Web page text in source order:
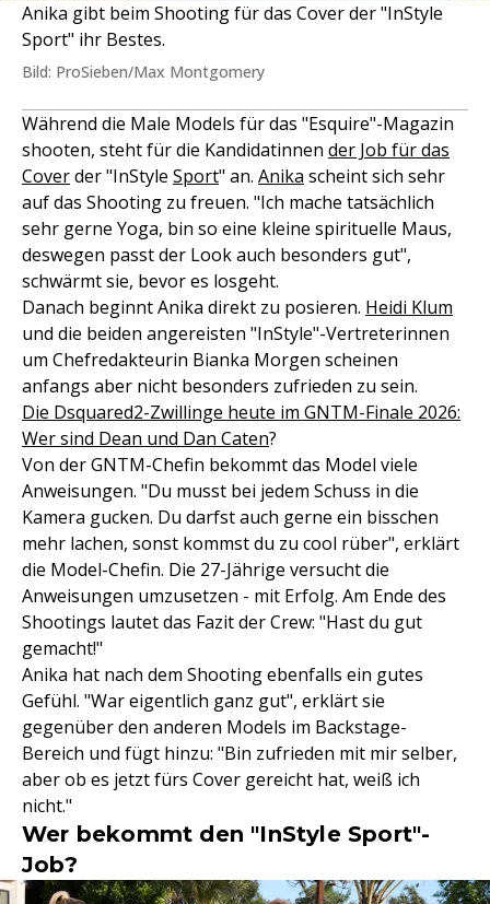
Anika gibt beim Shooting für das Cover der "InStyle
Sport" ihr Bestes.
Bild: ProSieben/Max Montgomery
Während die Male Models für das "Esquire"-Magazin
shooten, steht für die Kandidatinnen der Job für das
Coverder "InStyle Sport" an. Anika scheint sich sehr
auf das Shooting zu freuen. "Ich mache tatsächlich
sehr gerne Yoga, bin so eine kleine spirituelle Maus,
deswegen passt der Look auch besonders gut",
schwärmt sie, bevor es losgeht.
Danach beginnt Anika direkt zu posieren. Heidi Klum
und die beiden angereisten "InStyle"-Vertreterinnen
um Chefredakteurin Bianka Morgen scheinen
anfangs aber nicht besonders zufrieden zu sein.
Die Dsquared2-Zwillinge heute im GNTM-Finale 2026:
Wer sind Dean und Dan Caten?
Von der GNTM-Chefin bekommt das Model viele
Anweisungen. "Du musst bei jedem Schuss in die
Kamera gucken. Du darfst auch gerne ein bisschen
mehr lachen, sonst kommst du zu cool rüber", erklärt
die Model-Chefin. Die 27-Jährige versucht die
Anweisungen umzusetzen - mit Erfolg. Am Ende des
Shootings lautet das Fazit der Crew: "Hast du gut
gemacht!"
Anika hat nach dem Shooting ebenfalls ein gutes
Gefühl. "War eigentlich ganz gut", erklärt sie
gegenüber den anderen Models im Backstage-
Bereich und fügt hinzu: "Bin zufrieden mit mir selber,
aber ob es jetzt fürs Cover gereicht hat, weiß ich
nicht."
Wer bekommt den "InStyle Sport"-
Job?